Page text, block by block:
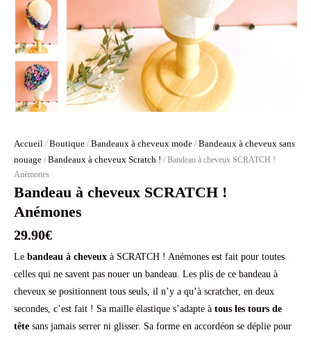
Accueil / Boutique / Bandeaux à cheveux mode / Bandeaux à cheveux sans
nouage / Bandeaux à cheveux Scratch ! / Bandeau à cheveux SCRATCH !
Anémones
Bandeau à cheveux SCRATCH !
Anémones
29.90€
Le bandeau à cheveux à SCRATCH ! Anémones est fait pour toutes
celles qui ne savent pas nouer un bandeau. Les plis de ce bandeau à
cheveux se positionnent tous seuls, il n’y a qu’à scratcher, en deux
secondes, c’est fait ! Sa maille élastique s’adapte à tous les tours de
tête sans jamais serrer ni glisser. Sa forme en accordéon se déplie pour